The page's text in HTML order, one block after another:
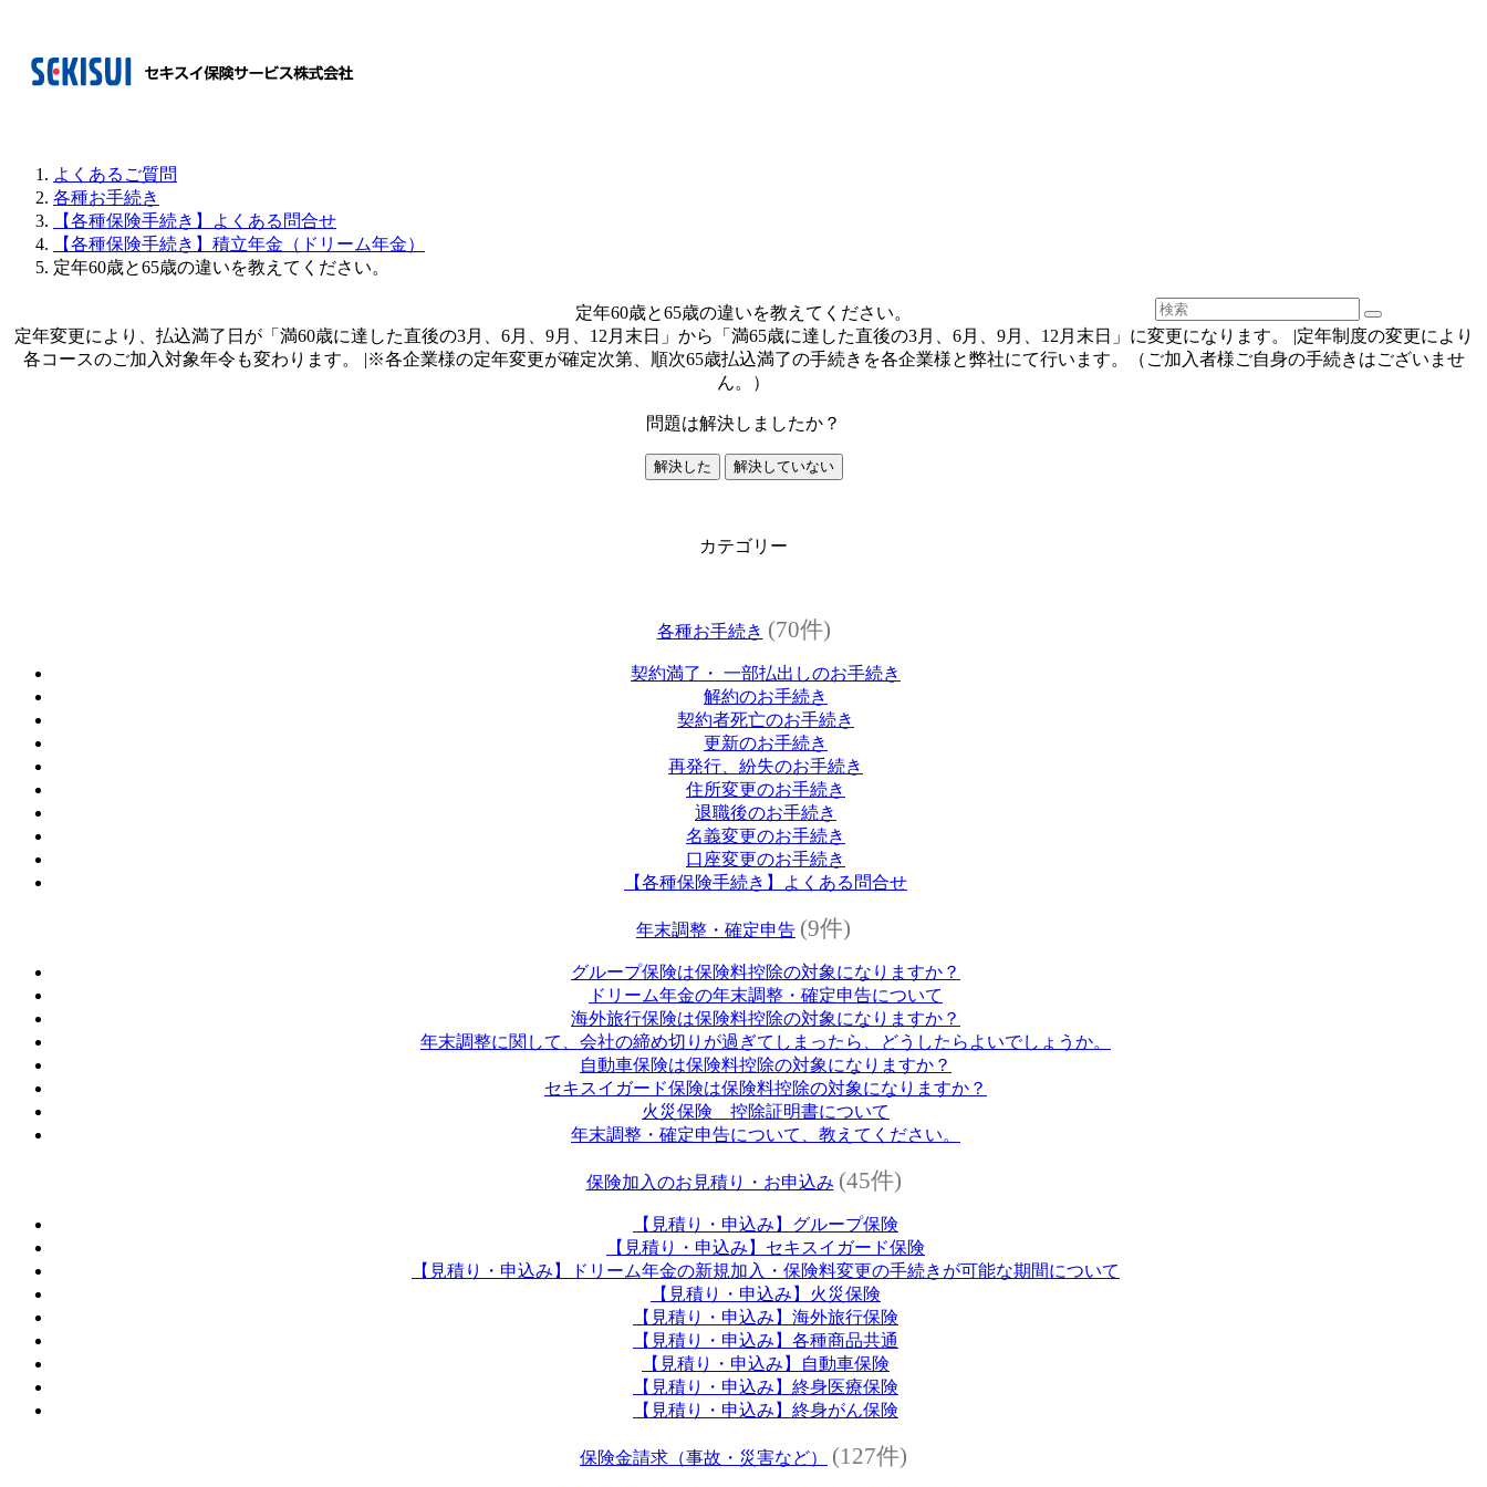
よくあるご質問
各種お手続き
【各種保険手続き】よくある問合せ
【各種保険手続き】積立年金（ドリーム年金）
定年60歳と65歳の違いを教えてください。
定年60歳と65歳の違いを教えてください。
定年変更により、払込満了日が「満60歳に達した直後の3月、6月、9月、12月末日」から「満65歳に達した直後の3月、6月、9月、12月末日」に変更になります。 |定年制度の変更により
各コースのご加入対象年令も変わります。 |※各企業様の定年変更が確定次第、順次65歳払込満了の手続きを各企業様と弊社にて行います。（ご加入者様ご自身の手続きはございませ
ん。）
問題は解決しましたか？
解決した 解決していない
カテゴリー
各種お手続き (70件)
契約満了・ 一部払出しのお手続き
解約のお手続き
契約者死亡のお手続き
更新のお手続き
再発行、紛失のお手続き
住所変更のお手続き
退職後のお手続き
名義変更のお手続き
口座変更のお手続き
【各種保険手続き】よくある問合せ
年末調整・確定申告 (9件)
グループ保険は保険料控除の対象になりますか？
ドリーム年金の年末調整・確定申告について
海外旅行保険は保険料控除の対象になりますか？
年末調整に関して、会社の締め切りが過ぎてしまったら、どうしたらよいでしょうか。
自動車保険は保険料控除の対象になりますか？
セキスイガード保険は保険料控除の対象になりますか？
火災保険 控除証明書について
年末調整・確定申告について、教えてください。
保険加入のお見積り・お申込み (45件)
【見積り・申込み】グループ保険
【見積り・申込み】セキスイガード保険
【見積り・申込み】ドリーム年金の新規加入・保険料変更の手続きが可能な期間について
【見積り・申込み】火災保険
【見積り・申込み】海外旅行保険
【見積り・申込み】各種商品共通
【見積り・申込み】自動車保険
【見積り・申込み】終身医療保険
【見積り・申込み】終身がん保険
保険金請求（事故・災害など） (127件)